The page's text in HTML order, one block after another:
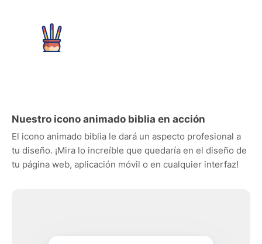
Nuestro icono animado biblia en acción
El icono animado biblia le dará un aspecto profesional a
tu diseño. ¡Mira lo increíble que quedaría en el diseño de
tu página web, aplicación móvil o en cualquier interfaz!